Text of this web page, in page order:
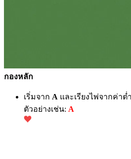
กองหลัก
เริ่มจาก A และเรียงไพ่จากค่า
ตัวอย่างเช่น: A